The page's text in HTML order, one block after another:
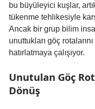
bu büyüleyici kuşlar,
tükenme tehlikesiyle
Ancak bir grup bilim
unuttukları göç
hatırlatmaya çalışıyor.
Unutulan Göç
Dönüş